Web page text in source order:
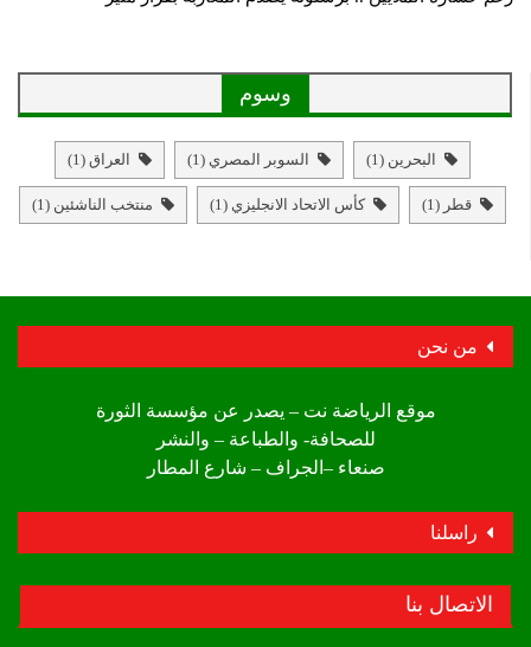
وسوم
البحرين (1) السوبر المصري (1) العراق (1)
قطر (1) كأس الاتحاد الانجليزي (1) منتخب الناشئين (1)
من نحن
موقع الرياضة نت – يصدر عن مؤسسة الثورة
للصحافة- والطباعة – والنشر
صنعاء –الجراف – شارع المطار
راسلنا
الاتصال بنا